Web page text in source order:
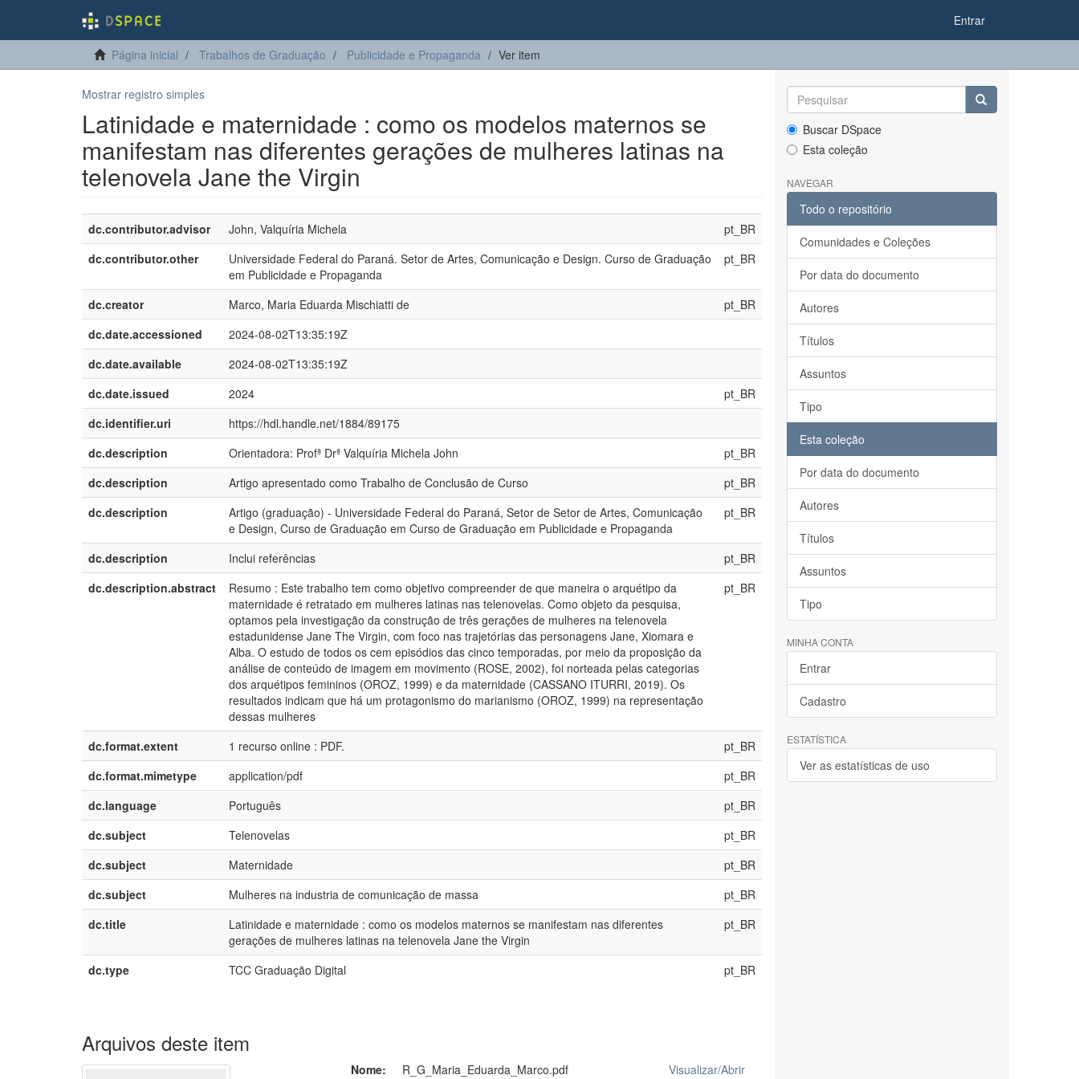
Entrar
Página inicial Trabalhos de Graduação Publicidade e Propaganda Ver item
Mostrar registro simples
Latinidade e maternidade : como os modelos maternos se
manifestam nas diferentes gerações de mulheres latinas na
telenovela Jane the Virgin
dc.contributor.advisor John, Valquíria Michela
pt_BR
dc.contributor.other
Universidade Federal do Paraná. Setor de Artes, Comunicação e Design. Curso de Graduação
em Publicidade e Propaganda
pt_BR
dc.creator Marco, Maria Eduarda Mischiatti de
pt_BR
dc.date.accessioned
2024-08-02T13:35:19Z
dc.date.available
2024-08-02T13:35:19Z
dc.date.issued
2024
pt_BR
dc.identifier.uri
https://hdl.handle.net/1884/89175
dc.description
Orientadora: Profª Drª Valquíria Michela John
pt_BR
dc.description
Artigo apresentado como Trabalho de Conclusão de Curso
pt_BR
dc.description
Artigo (graduação) - Universidade Federal do Paraná, Setor de Setor de Artes, Comunicação
e Design, Curso de Graduação em Curso de Graduação em Publicidade e Propaganda
pt_BR
dc.description Inclui referências
pt_BR
dc.description.abstract
Resumo : Este trabalho tem como objetivo compreender de que maneira o arquétipo da
maternidade é retratado em mulheres latinas nas telenovelas. Como objeto da pesquisa,
optamos pela investigação da construção de três gerações de mulheres na telenovela
estadunidense Jane The Virgin, com foco nas trajetórias das personagens Jane, Xiomara e
Alba. O estudo de todos os cem episódios das cinco temporadas, por meio da proposição da
análise de conteúdo de imagem em movimento (ROSE, 2002), foi norteada pelas categorias
dos arquétipos femininos (OROZ, 1999) e da maternidade (CASSANO ITURRI, 2019). Os
resultados indicam que há um protagonismo do marianismo (OROZ, 1999) na representação
dessas mulheres
pt_BR
dc.format.extent 1 recurso online : PDF.
pt_BR
dc.format.mimetype
application/pdf
pt_BR
dc.language
Português
pt_BR
dc.subject
Telenovelas
pt_BR
dc.subject
Maternidade
pt_BR
dc.subject
Mulheres na industria de comunicação de massa
pt_BR
dc.title
Latinidade e maternidade : como os modelos maternos se manifestam nas diferentes
gerações de mulheres latinas na telenovela Jane the Virgin
pt_BR
dc.type TCC Graduação Digital pt_BR
Arquivos deste item
Nome:
R_G_Maria_Eduarda_Marco.pdf
Visualizar/Abrir
Buscar DSpace
Esta coleção
NAVEGAR
Todo o repositório
Comunidades e Coleções
Por data do documento
Autores
Títulos
Assuntos
Tipo
Esta coleção
Por data do documento
Autores
Títulos
Assuntos
Tipo
MINHA CONTA
Entrar
Cadastro
ESTATÍSTICA
Ver as estatísticas de uso